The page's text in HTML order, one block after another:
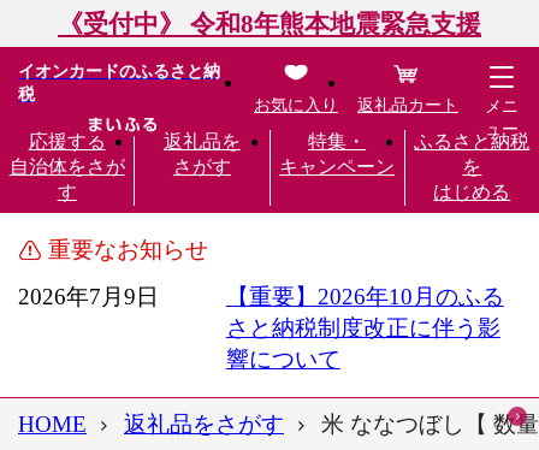
《受付中》 令和8年熊本地震緊急支援
イオンカードのふるさと納
税
応援する
自治体をさが
す
返礼品を
さがす
特集・
キャンペーン
ふるさと納税
を
はじめる
お気に入り 返礼品カート
メニ
ュー
重要なお知らせ
2026年7月9日
【重要】2026年10月のふる
さと納税制度改正に伴う影
響について
HOME 返礼品をさがす 米 ななつぼし【 数